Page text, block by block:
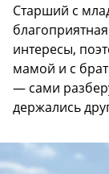
Старший с
интересы,
мамой и с
— сами
держались